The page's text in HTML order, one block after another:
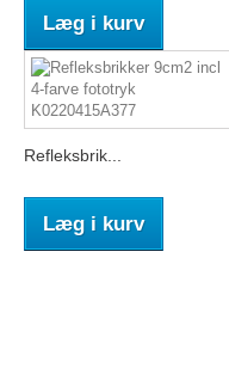
Læg i kurv
Refleksbrik...
Læg i kurv